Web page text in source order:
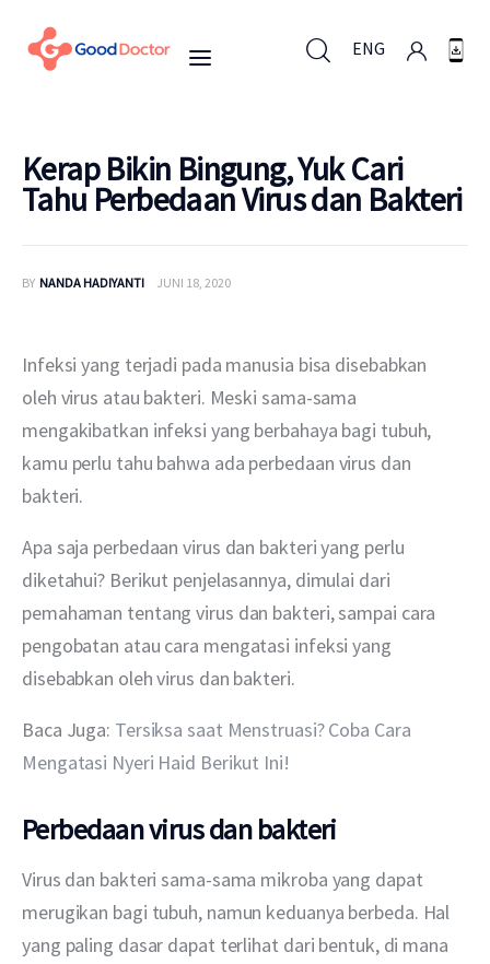
ENG
ENG
Mengapa Good Doctor
Berita
Layanan
Kerap Bikin Bingung, Yuk Cari
Tahu Perbedaan Virus dan Bakteri
BY NANDA HADIYANTI JUNI 18, 2020
Infeksi yang terjadi pada manusia bisa disebabkan
oleh virus atau bakteri. Meski sama-sama
mengakibatkan infeksi yang berbahaya bagi tubuh,
kamu perlu tahu bahwa ada perbedaan virus dan
bakteri.
Apa saja perbedaan virus dan bakteri yang perlu
diketahui? Berikut penjelasannya, dimulai dari
pemahaman tentang virus dan bakteri, sampai cara
pengobatan atau cara mengatasi infeksi yang
disebabkan oleh virus dan bakteri.
Baca Juga: Tersiksa saat Menstruasi? Coba Cara
Mengatasi Nyeri Haid Berikut Ini!
Perbedaan virus dan bakteri
Virus dan bakteri sama-sama mikroba yang dapat
merugikan bagi tubuh, namun keduanya berbeda. Hal
yang paling dasar dapat terlihat dari bentuk, di mana